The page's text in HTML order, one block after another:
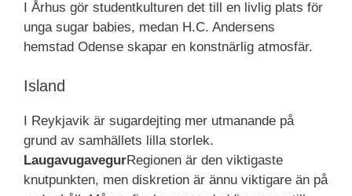
I Århus gör studentkulturen det till en livlig plats för
unga sugar babies, medan H.C. Andersens
hemstad Odense skapar en konstnärlig atmosfär.
Island
I Reykjavik är sugardejting mer utmanande på
grund av samhällets lilla storlek.
LaugavugavegurRegionen är den viktigaste
knutpunkten, men diskretion är ännu viktigare än på